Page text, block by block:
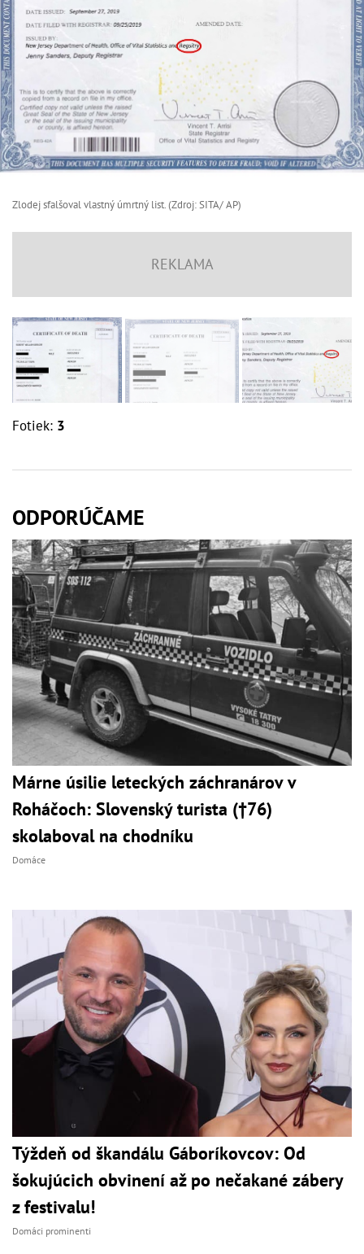
Zlodej sfalšoval vlastný úmrtný list. (Zdroj: SITA/ AP)
Fotiek: 3
ODPORÚČAME
Márne úsilie leteckých záchranárov v
Roháčoch: Slovenský turista (†76)
skolaboval na chodníku
Domáce
Týždeň od škandálu Gáboríkovcov: Od
šokujúcich obvinení až po nečakané zábery
z festivalu!
Domáci prominenti